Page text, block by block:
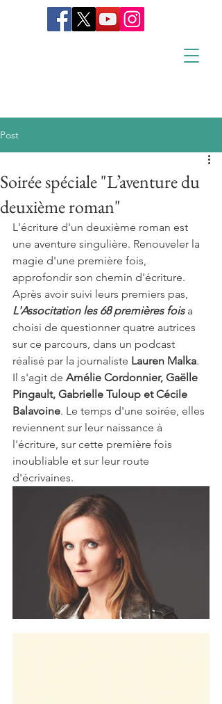
Post
Soirée spéciale "L’aventure du
deuxième roman"
L'écriture d'un deuxième roman est
une aventure singulière. Renouveler la
magie d'une première fois,
approfondir son chemin d'écriture.
Après avoir suivi leurs premiers pas,
L'Associtation les 68 premières fois a
choisi de questionner quatre autrices
sur ce parcours, dans un podcast
réalisé par la journaliste Lauren Malka.
Il s'agit de Amélie Cordonnier, Gaëlle
Pingault, Gabrielle Tuloup et Cécile
Balavoine. Le temps d'une soirée, elles
reviennent sur leur naissance à
l'écriture, sur cette première fois
inoubliable et sur leur route
d'écrivaines.